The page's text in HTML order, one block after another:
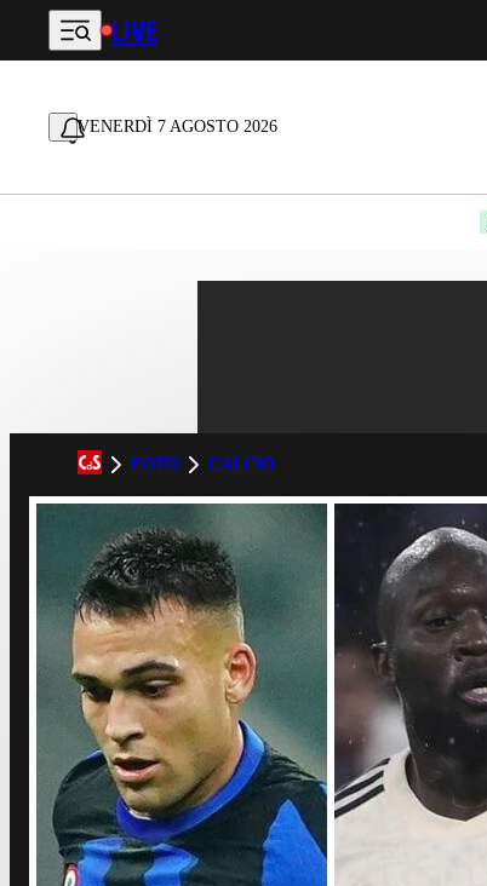
Vai al contenuto principale
LIVE
VENERDÌ 7 AGOSTO 2026
FOTO CALCIO